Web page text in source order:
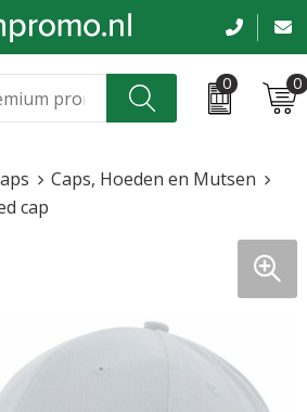
0 0
Caps, Hoeden en Mutsen
cap